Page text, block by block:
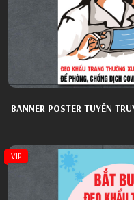
BANNER POSTER TUYÊN
VIP